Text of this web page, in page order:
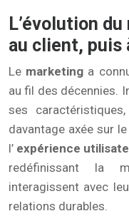
L’évolution
au client, puis
Le marketing a
au fil des décennies.
ses
davantage axée sur
l’ expérience
redéfinissant la
interagissent avec
relations durables.